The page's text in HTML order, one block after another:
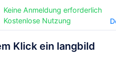
Keine Anmeldung erforderlich
Kostenlose Nutzung
Klick ein langbild